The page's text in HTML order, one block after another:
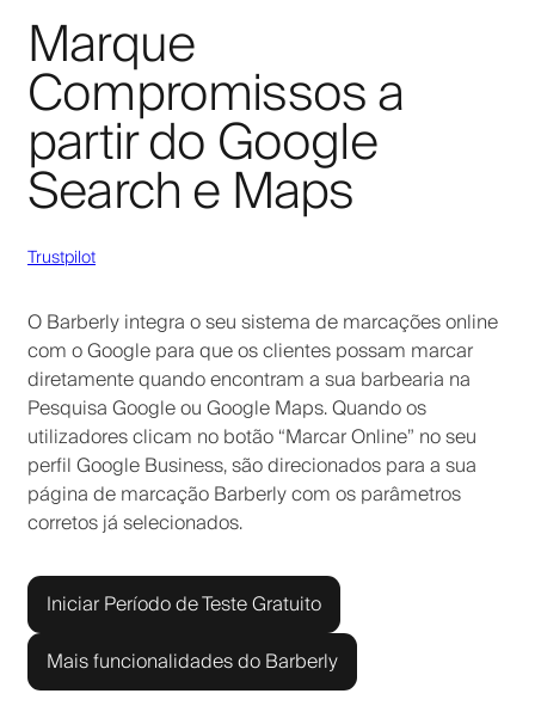
Marque
Compromissos a
partir do Google
Search e Maps
Trustpilot
O Barberly integra o seu sistema de marcações online
com o Google para que os clientes possam marcar
diretamente quando encontram a sua barbearia na
Pesquisa Google ou Google Maps. Quando os
utilizadores clicam no botão “Marcar Online” no seu
perfil Google Business, são direcionados para a sua
página de marcação Barberly com os parâmetros
corretos já selecionados.
Iniciar Período de Teste Gratuito
Mais funcionalidades do Barberly